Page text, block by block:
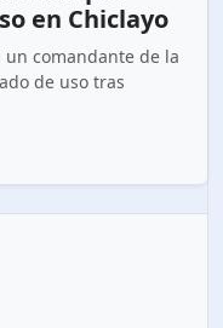
en Chiclayo
un comandante de la
de uso tras